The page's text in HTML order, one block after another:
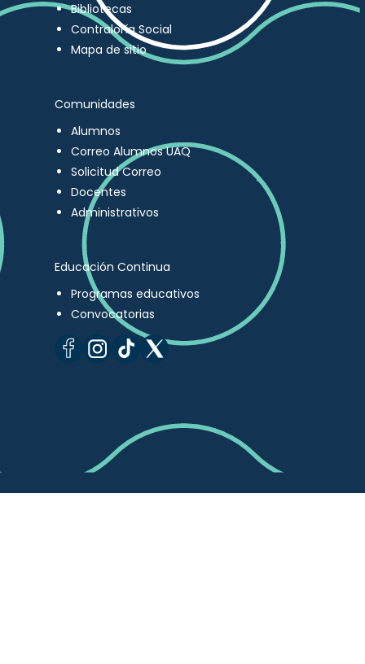
Bibliotecas
Contraloría Social
Mapa de sitio
Comunidades
Alumnos
Correo Alumnos UAQ
Solicitud Correo
Docentes
Administrativos
Educación Continua
Programas educativos
Convocatorias